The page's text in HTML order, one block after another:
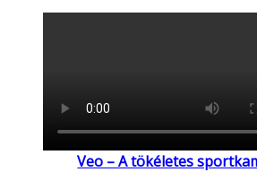
Veo – A tökéletes